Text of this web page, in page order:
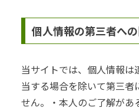
個人情報の第三者へ
当サイトでは、個人情報
当する場合を除いて第三者
せん。・本人のご了解があ